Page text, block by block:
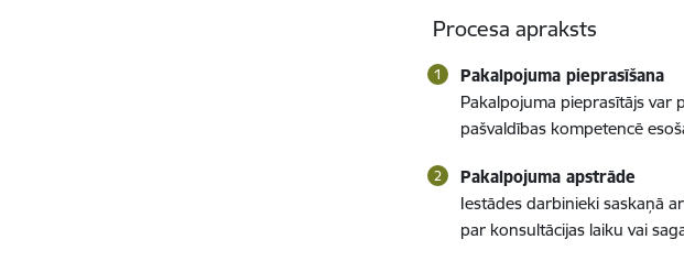
Procesa apraksts
Pakalpojuma pieprasīšana
Pakalpojuma pieprasītājs var
pašvaldības kompetencē
Pakalpojuma apstrāde
Iestādes darbinieki saskaņā
par konsultācijas laiku vai